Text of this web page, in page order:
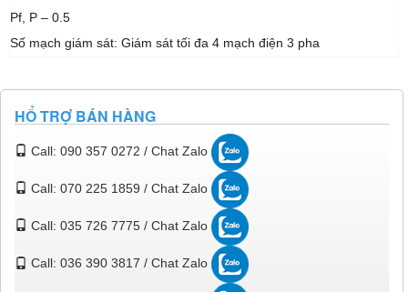
Pf, P – 0.5
Số mạch giám sát: Giám sát tối đa 4 mạch điện 3 pha
HỔ TRỢ BÁN HÀNG
Call: 090 357 0272 / Chat Zalo
Call: 070 225 1859 / Chat Zalo
Call: 035 726 7775 / Chat Zalo
Call: 036 390 3817 / Chat Zalo